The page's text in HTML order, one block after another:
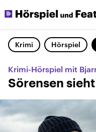
Krimi Hörspiel
Krimi-Hörspiel mit
Sörensen